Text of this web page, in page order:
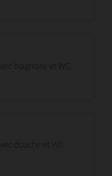
baignoire et WC
douche et WC